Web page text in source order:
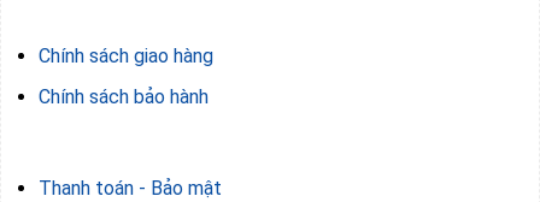
Chính sách giao hàng
Chính sách bảo hành
Thanh toán - Bảo mật